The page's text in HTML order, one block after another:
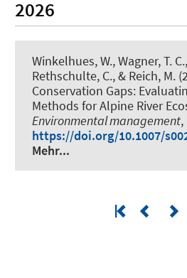
2026
Winkelhues, W., Wagner, T.
Rethschulte, C., & Reich, M.
Conservation Gaps:
Methods for Alpine River
Environmental management,
https://doi.org/10.1007/
Mehr...